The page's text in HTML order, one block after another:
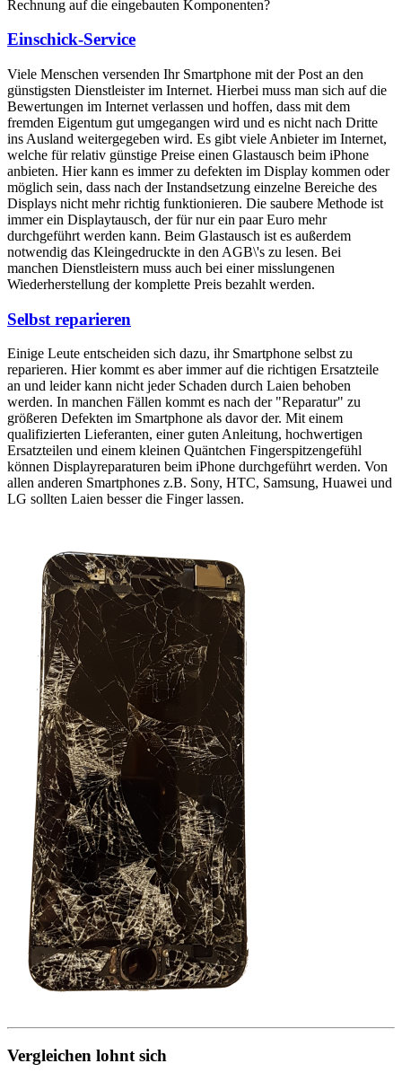
Rechnung auf die eingebauten Komponenten?
Einschick-Service
Viele Menschen versenden Ihr Smartphone mit der Post an den
günstigsten Dienstleister im Internet. Hierbei muss man sich auf die
Bewertungen im Internet verlassen und hoffen, dass mit dem
fremden Eigentum gut umgegangen wird und es nicht nach Dritte
ins Ausland weitergegeben wird. Es gibt viele Anbieter im Internet,
welche für relativ günstige Preise einen Glastausch beim iPhone
anbieten. Hier kann es immer zu defekten im Display kommen oder
möglich sein, dass nach der Instandsetzung einzelne Bereiche des
Displays nicht mehr richtig funktionieren. Die saubere Methode ist
immer ein Displaytausch, der für nur ein paar Euro mehr
durchgeführt werden kann. Beim Glastausch ist es außerdem
notwendig das Kleingedruckte in den AGB\'s zu lesen. Bei
manchen Dienstleistern muss auch bei einer misslungenen
Wiederherstellung der komplette Preis bezahlt werden.
Selbst reparieren
Einige Leute entscheiden sich dazu, ihr Smartphone selbst zu
reparieren. Hier kommt es aber immer auf die richtigen Ersatzteile
an und leider kann nicht jeder Schaden durch Laien behoben
werden. In manchen Fällen kommt es nach der "Reparatur" zu
größeren Defekten im Smartphone als davor der. Mit einem
qualifizierten Lieferanten, einer guten Anleitung, hochwertigen
Ersatzteilen und einem kleinen Quäntchen Fingerspitzengefühl
können Displayreparaturen beim iPhone durchgeführt werden. Von
allen anderen Smartphones z.B. Sony, HTC, Samsung, Huawei und
LG sollten Laien besser die Finger lassen.
Vergleichen lohnt sich